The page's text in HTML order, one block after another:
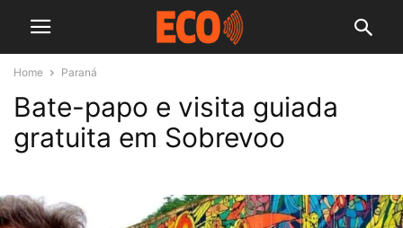
Home Paraná
Bate-papo e visita guiada
gratuita em Sobrevoo